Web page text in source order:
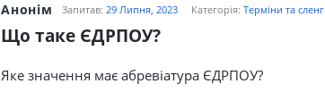
Анонім Запитав: 29 Липня, 2023 Категорія: Терміни та сленг
Що таке ЄДРПОУ?
Яке значення має абревіатура ЄДРПОУ?